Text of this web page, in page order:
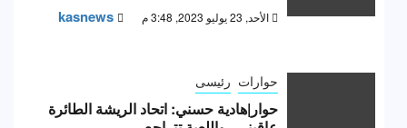
الأحد, 23 يوليو 2023, 3:48 م kasnews
حوارات رئيسى
حوار|هادية حسني: اتحاد الريشة الطائرة